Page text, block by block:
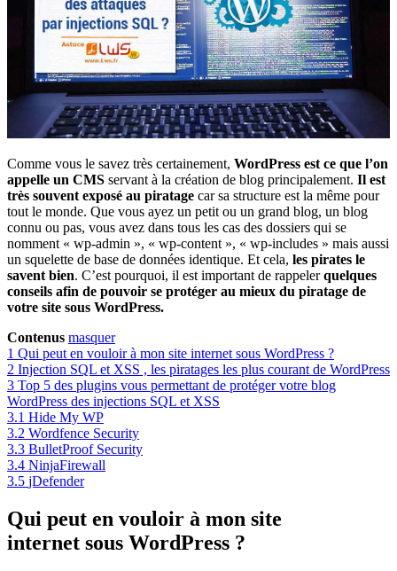
Comme vous le savez très certainement, WordPress est ce que l’on
appelle un CMS servant à la création de blog principalement. Il est
très souvent exposé au piratage car sa structure est la même pour
tout le monde. Que vous ayez un petit ou un grand blog, un blog
connu ou pas, vous avez dans tous les cas des dossiers qui se
nomment « wp-admin », « wp-content », « wp-includes » mais aussi
un squelette de base de données identique. Et cela, les pirates le
savent bien. C’est pourquoi, il est important de rappelerquelques
conseils afin de pouvoir se protéger au mieux du piratage de
votre site sous WordPress.
Contenus masquer
1 Qui peut en vouloir à mon site internet sous WordPress ?
2 Injection SQL et XSS , les piratages les plus courant de WordPress
3 Top 5 des plugins vous permettant de protéger votre blog
WordPress des injections SQL et XSS
3.1 Hide My WP
3.2 Wordfence Security
3.3 BulletProof Security
3.4 NinjaFirewall
3.5 jDefender
Qui peut en vouloir à mon site
internet sous WordPress ?